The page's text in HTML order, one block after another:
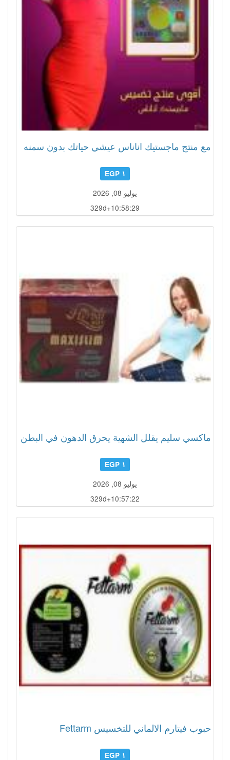
مع منتج ماجستيك اناناس عيشي حياتك بدون سمنه
١ EGP
يوليو 08, 2026
329d+10:58:26
ماكسي سليم يقلل الشهية يحرق الدهون في البطن
١ EGP
يوليو 08, 2026
329d+10:57:19
حبوب فيتارم الالماني للتخسيس Fettarm
١ EGP